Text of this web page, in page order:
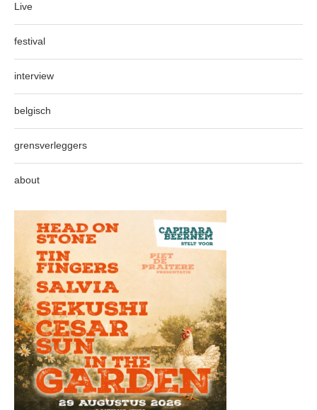
Live
festival
interview
belgisch
grensverleggers
about